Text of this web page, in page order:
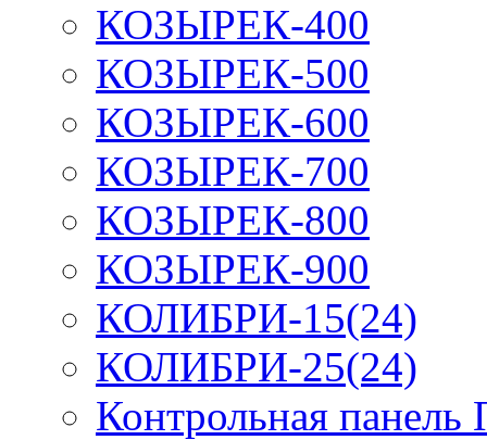
КОЗЫРЕК-400
КОЗЫРЕК-500
КОЗЫРЕК-600
КОЗЫРЕК-700
КОЗЫРЕК-800
КОЗЫРЕК-900
КОЛИБРИ-15(24)
КОЛИБРИ-25(24)
Контрольная